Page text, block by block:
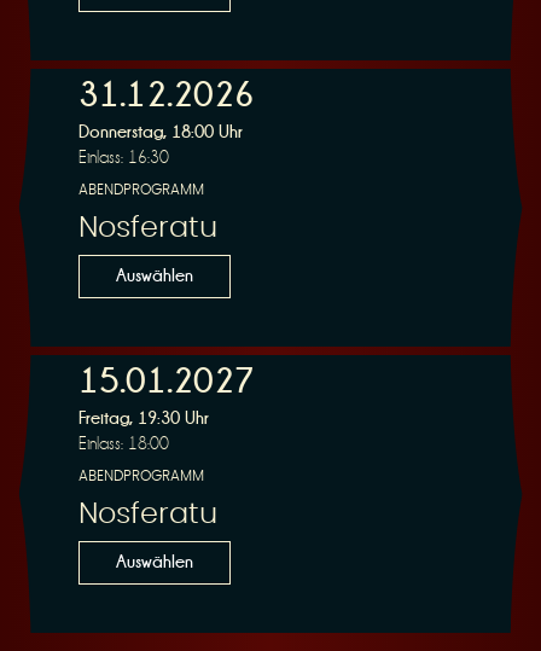
31.12.2026
Donnerstag, 18:00 Uhr
Einlass: 16:30
ABENDPROGRAMM
Nosferatu
Auswählen
15.01.2027
Freitag, 19:30 Uhr
Einlass: 18:00
ABENDPROGRAMM
Nosferatu
Auswählen